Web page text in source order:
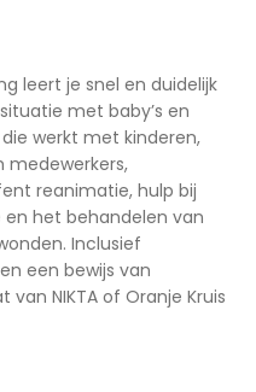
leert je snel en duidelijk
met baby’s en
werkt met kinderen,
medewerkers,
reanimatie, hulp bij
en het behandelen van
Inclusief
een bewijs van
NIKTA of Oranje Kruis